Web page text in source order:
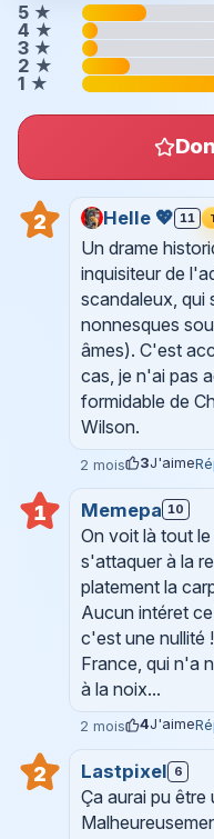
5 ★
4 ★
3 ★
2 ★
1 ★
2 Helle 💖 11
Un drame
inquisiteur de
scandaleux, qui
nonnesques
âmes). C'est
cas, je n'ai pas
formidable de
Wilson.
2 mois 3J'aime
1 Memepa 10
On voit là tout
s'attaquer à la
platement la
Aucun intéret
c'est une nullité
France, qui n'a
à la noix...
2 mois 4J'aime
2 Lastpixel 6
Ça aurai pu être